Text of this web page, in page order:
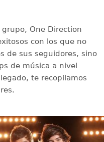
One Direction
con los que no
de sus seguidores, sino
de música a nivel
te recopilamos